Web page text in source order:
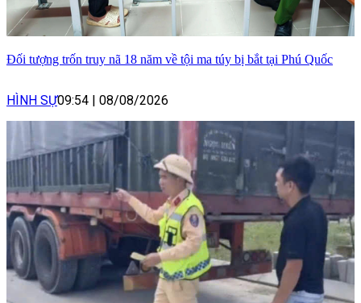
Đối tượng trốn truy nã 18 năm về tội ma túy bị bắt tại Phú Quốc
HÌNH SỰ09:54 | 08/08/2026